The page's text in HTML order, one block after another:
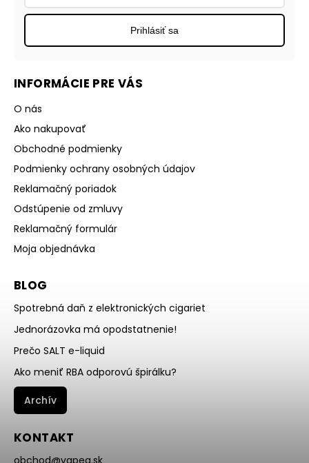
INFORMÁCIE PRE VÁS
O nás
Ako nakupovať
Obchodné podmienky
Podmienky ochrany osobných údajov
Reklamačný poriadok
Odstúpenie od zmluvy
Reklamačný formulár
Moja objednávka
BLOG
Spotrebná daň z elektronických cigariet
Jednorázovka má opodstatnenie!
Prečo SALT e-liquid
Ako meniť RBA odporovú špirálku?
Archív
KONTAKT
Prihlásiť sa